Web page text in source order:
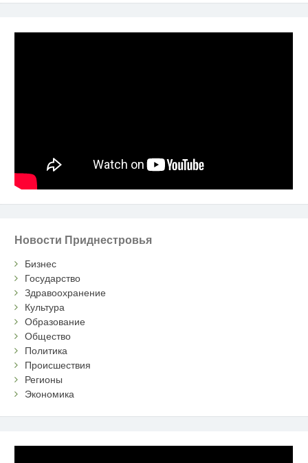
Новости Приднестровья
Бизнес
Государство
Здравоохранение
Культура
Образование
Общество
Политика
Происшествия
Регионы
Экономика